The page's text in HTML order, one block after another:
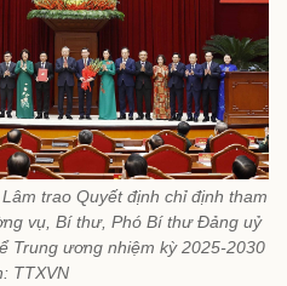
trao Quyết định chỉ định tham
vụ, Bí thư, Phó Bí thư Đảng uỷ
Trung ương nhiệm kỳ 2025-2030
TTXVN